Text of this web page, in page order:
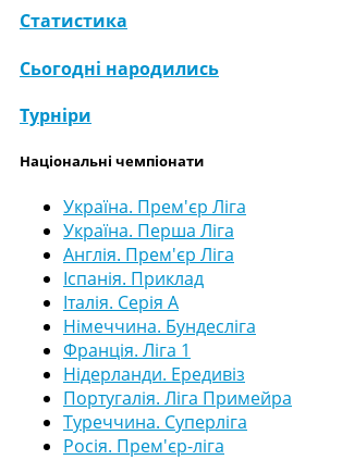
Статистика
Сьогодні народились
Турніри
Національні чемпіонати
Україна. Прем'єр Ліга
Україна. Перша Ліга
Англія. Прем'єр Ліга
Іспанія. Приклад
Італія. Серія А
Німеччина. Бундесліга
Франція. Ліга 1
Нідерланди. Ередивіз
Португалія. Ліга Примейра
Туреччина. Суперліга
Росія. Прем'єр-ліга